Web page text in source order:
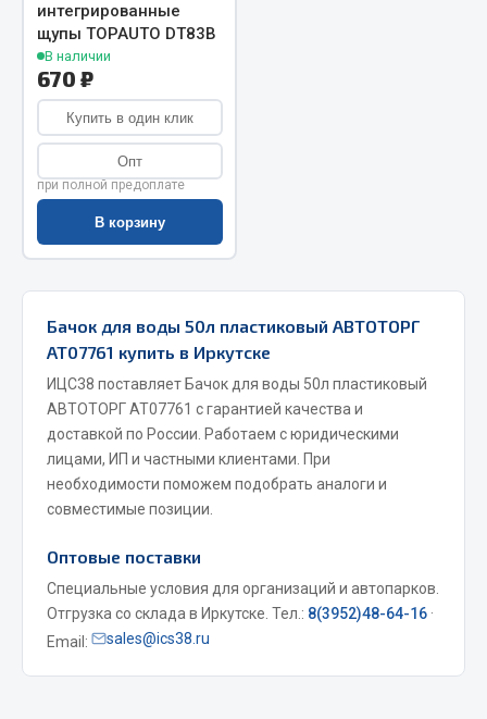
Весь раздел
Запчасти на полуприцепы
Амортизаторы для полуприцепов
Весь раздел
Запчасти КамАЗ
Двигатель
Система выпуска газа
Система охлаждения
Сцепление
Коробка передач
Коробка передач ZF
Показать ещё
Весь раздел
Запчасти МАЗ
интегрированные
щупы TOPAUTO DT83B
В наличии
670 ₽
Купить в один клик
Опт
при полной предоплате
В корзину
Бачок для воды 50л пластиковый АВТОТОРГ
АТ07761 купить в Иркутске
ИЦС38 поставляет Бачок для воды 50л пластиковый
АВТОТОРГ АТ07761 с гарантией качества и
доставкой по России. Работаем с юридическими
лицами, ИП и частными клиентами. При
необходимости поможем подобрать аналоги и
совместимые позиции.
Оптовые поставки
Специальные условия для организаций и автопарков.
Отгрузка со склада в Иркутске. Тел.: 8(3952)48-64-16 ·
Email:
sales@ics38.ru